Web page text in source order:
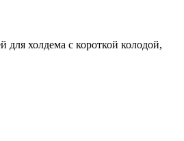
для холдема с короткой колодой,